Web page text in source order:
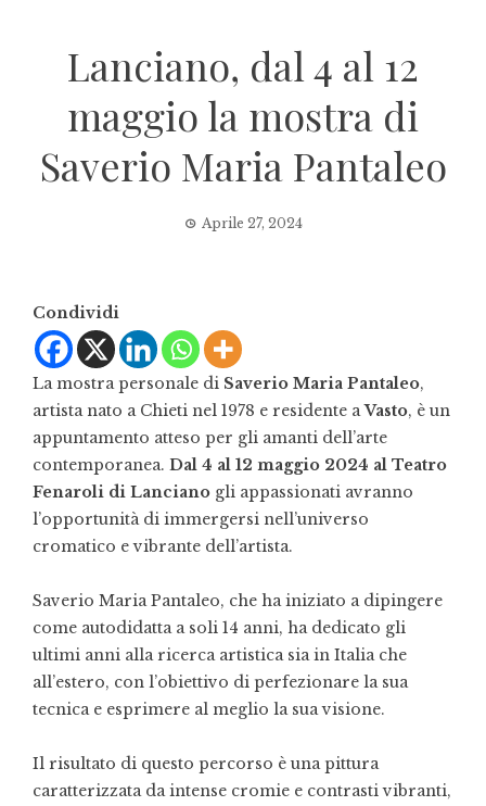
Lanciano, dal 4 al 12
maggio la mostra di
Saverio Maria Pantaleo
Aprile 27, 2024
Condividi
La mostra personale di Saverio Maria Pantaleo,
artista nato a Chieti nel 1978 e residente aVasto, è un
appuntamento atteso per gli amanti dell’arte
contemporanea. Dal 4 al 12 maggio 2024 al Teatro
Fenaroli di Lanciano gli appassionati avranno
l’opportunità di immergersi nell’universo
cromatico e vibrante dell’artista.
Saverio Maria Pantaleo, che ha iniziato a dipingere
come autodidatta a soli 14 anni, ha dedicato gli
ultimi anni alla ricerca artistica sia in Italia che
all’estero, con l’obiettivo di perfezionare la sua
tecnica e esprimere al meglio la sua visione.
Il risultato di questo percorso è una pittura
caratterizzata da intense cromie e contrasti vibranti,